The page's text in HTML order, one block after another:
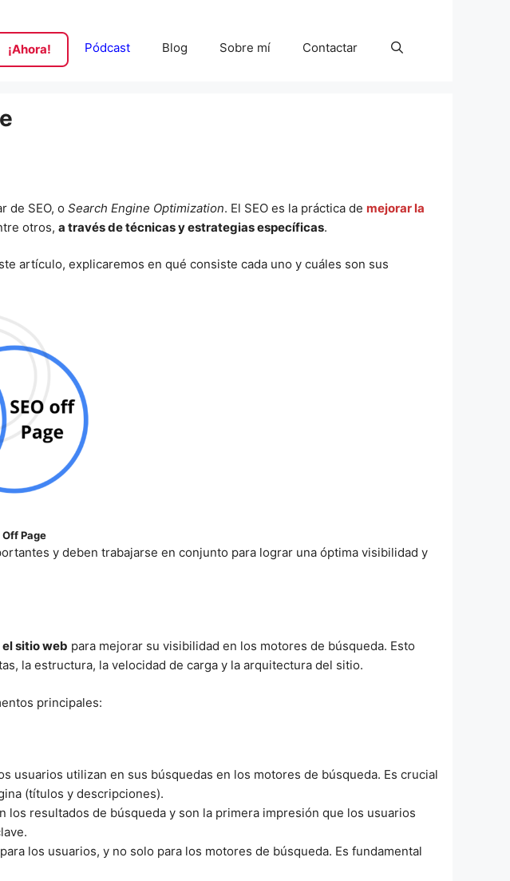
¡Ahora! Pódcast Blog Sobre mí Contactar
de SEO, o Search Engine Optimization. El SEO es la práctica de mejorar la
otros, a través de técnicas y estrategias específicas.
artículo, explicaremos en qué consiste cada uno y cuáles son sus
Off Page
y deben trabajarse en conjunto para lograr una óptima visibilidad y
sitio web para mejorar su visibilidad en los motores de búsqueda. Esto
la estructura, la velocidad de carga y la arquitectura del sitio.
principales:
usuarios utilizan en sus búsquedas en los motores de búsqueda. Es crucial
(títulos y descripciones).
resultados de búsqueda y son la primera impresión que los usuarios
los usuarios, y no solo para los motores de búsqueda. Es fundamental